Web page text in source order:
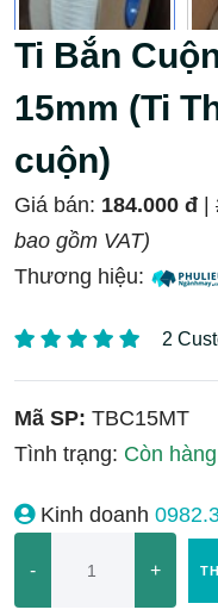
Ti Bắn
15mm (Ti
cuộn)
Giá bán: 184.000 đ
bao gồm VAT)
Thương hiệu:
2
Mã SP: TBC15MT
Tình trạng: Còn hàng
Kinh doanh
- +